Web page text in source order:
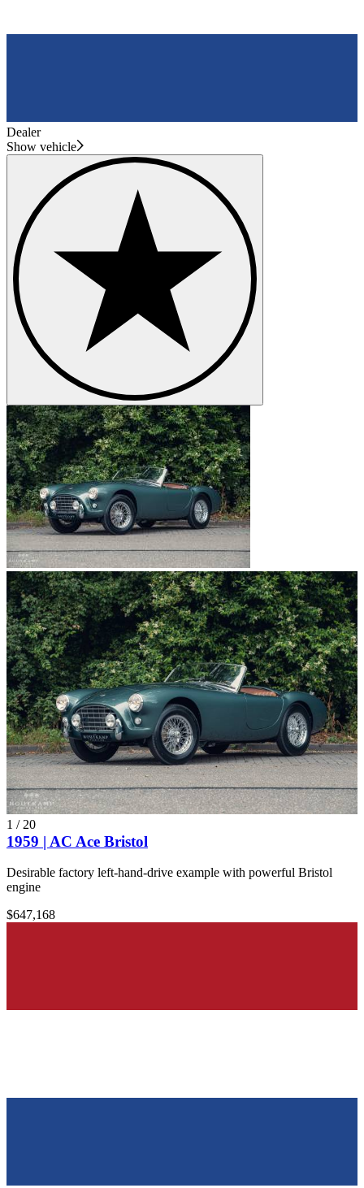
Dealer
Show vehicle
1 / 20
1959 | AC Ace Bristol
Desirable factory left-hand-drive example with powerful Bristol
engine
$647,168